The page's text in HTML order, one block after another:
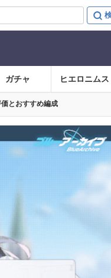
ガチャ ヒエロニムス
価とおすすめ編成